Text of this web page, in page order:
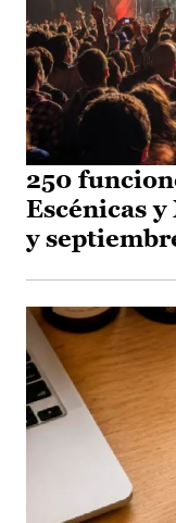
250
Escénicas
y